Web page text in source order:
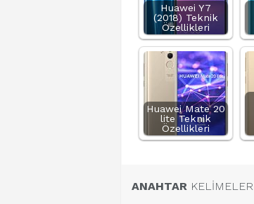
Huawei Y7
(2018) Teknik
Özellikleri
Huawei Mate 20
lite Teknik
Özellikleri
ANAHTAR KELİMELER